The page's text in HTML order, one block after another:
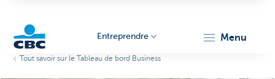
Entreprendre menu
Tout savoir sur le Tableau de bord Business